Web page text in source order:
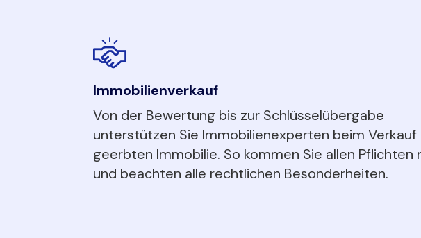
Immobilienverkauf
Von der Bewertung bis zur Schlüsselübergabe
unterstützen Sie Immobilienexperten beim Verkauf
geerbten Immobilie. So kommen Sie allen Pflichten
und beachten alle rechtlichen Besonderheiten.